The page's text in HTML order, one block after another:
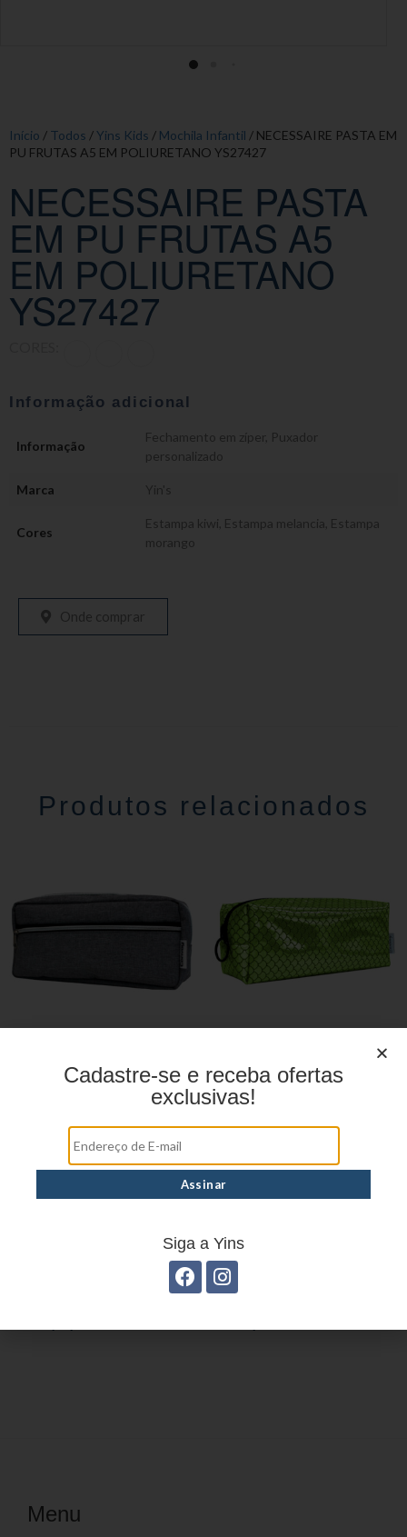
Início / Todos /Yins Kids / Mochila Infantil / NECESSAIRE PASTA EM
PU FRUTAS A5 EM POLIURETANO YS27427
NECESSAIRE PASTA
EM PU FRUTAS A5
EM POLIURETANO
YS27427
Informação adicional
Informação
Fechamento em zíper Puxador
personalizado
Marca Yin's
Cores
Estampa kiwi Estampa melancia Estampa
morango
Onde comprar
Produtos relacionados
Estojo Juvenil YS27110
Menu
Cadastre-se e receba ofertas
exclusivas!
Siga a Yins